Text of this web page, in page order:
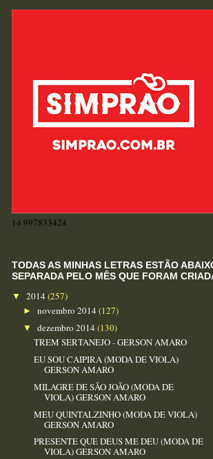
14 997833424
TODAS AS MINHAS LETRAS ESTÃO
SEPARADA PELO MÊS QUE FORAM
▼ 2014 (257)
► novembro 2014 (127)
▼ dezembro 2014 (130)
TREM SERTANEJO - GERSON AMARO
EU SOU CAIPIRA (MODA DE VIOLA)
GERSON AMARO
MILAGRE DE SÃO JOÃO (MODA DE
VIOLA) GERSON AMARO
MEU QUINTALZINHO (MODA DE VIOLA)
GERSON AMARO
PRESENTE QUE DEUS ME DEU (MODA DE
VIOLA) GERSON AMARO